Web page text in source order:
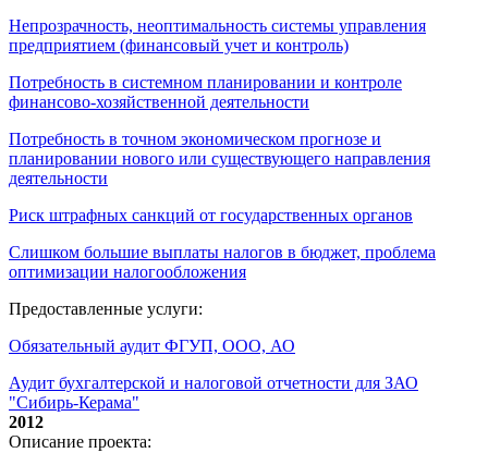
Непрозрачность, неоптимальность системы управления
предприятием (финансовый учет и контроль)
Потребность в системном планировании и контроле
финансово-хозяйственной деятельности
Потребность в точном экономическом прогнозе и
планировании нового или существующего направления
деятельности
Риск штрафных санкций от государственных органов
Слишком большие выплаты налогов в бюджет, проблема
оптимизации налогообложения
Предоставленные услуги:
Обязательный аудит ФГУП, ООО, АО
Аудит бухгалтерской и налоговой отчетности для ЗАО
"Сибирь-Керама"
2012
Описание проекта: